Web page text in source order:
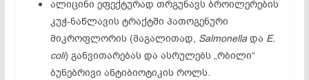
ალიცინი ეფექტურად თრგუნავს ბროილერების
კუჭ-ნაწლავის ტრაქტში პათოგენური
მიკროფლორის (მაგალითად, Salmonellaდა E.
coli) განვითარებას და ასრულებს „რბილი“
ბუნებრივი ანტიბიოტიკის როლს.